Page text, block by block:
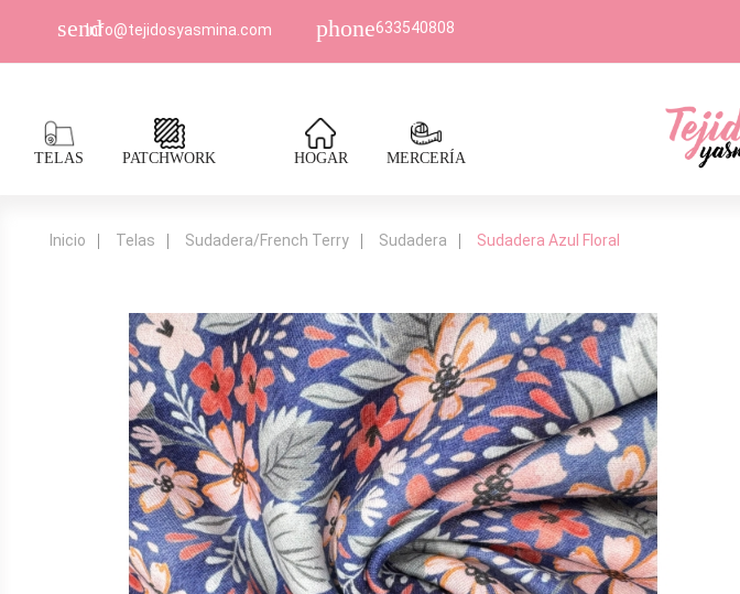
sendInfo@tejidosyasmina.com phone633540808
TELAS PATCHWORK HOGAR MERCERÍA
Inicio Telas Sudadera/French Terry Sudadera Sudadera Azul Floral